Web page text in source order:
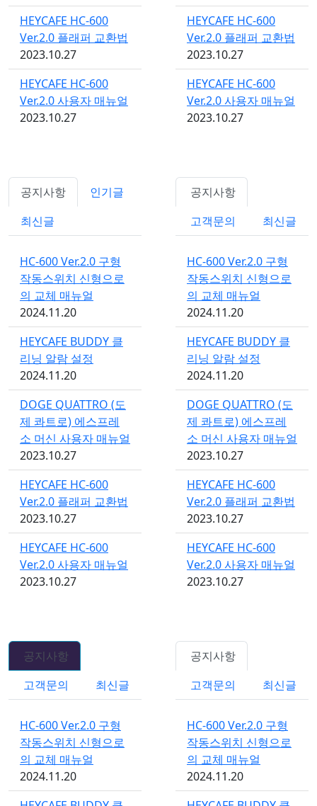
HEYCAFE HC-600
Ver.2.0 플래퍼 교환법
2023.10.27
HEYCAFE HC-600
Ver.2.0 사용자 매뉴얼
2023.10.27
HEYCAFE HC-600
Ver.2.0 플래퍼 교환법
2023.10.27
HEYCAFE HC-600
Ver.2.0 사용자 매뉴얼
2023.10.27
공지사항
인기글
최신글
HC-600 Ver.2.0 구형
작동스위치 신형으로
의 교체 매뉴얼
2024.11.20
HEYCAFE BUDDY 클
리닝 알람 설정
2024.11.20
DOGE QUATTRO (도
제 콰트로) 에스프레
소 머신 사용자 매뉴얼
2023.10.27
HEYCAFE HC-600
Ver.2.0 플래퍼 교환법
2023.10.27
HEYCAFE HC-600
Ver.2.0 사용자 매뉴얼
2023.10.27
공지사항
고객문의
최신글
HC-600 Ver.2.0 구형
작동스위치 신형으로
의 교체 매뉴얼
2024.11.20
HEYCAFE BUDDY 클
리닝 알람 설정
2024.11.20
DOGE QUATTRO (도
제 콰트로) 에스프레
소 머신 사용자 매뉴얼
2023.10.27
HEYCAFE HC-600
Ver.2.0 플래퍼 교환법
2023.10.27
HEYCAFE HC-600
Ver.2.0 사용자 매뉴얼
2023.10.27
공지사항
고객문의
최신글
HC-600 Ver.2.0 구형
작동스위치 신형으로
의 교체 매뉴얼
2024.11.20
공지사항
고객문의
최신글
HC-600 Ver.2.0 구형
작동스위치 신형으로
의 교체 매뉴얼
2024.11.20